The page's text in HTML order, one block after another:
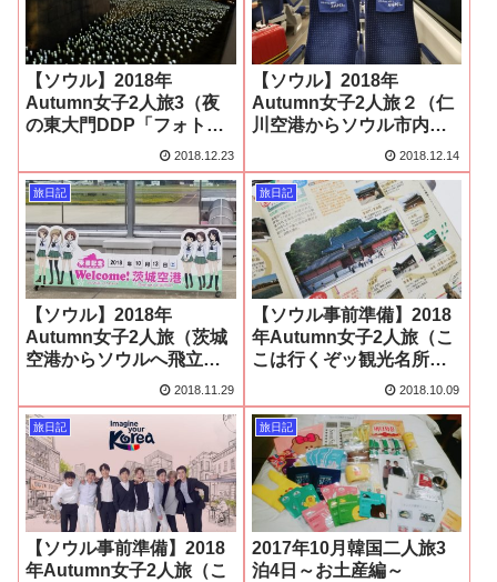
【ソウル】2018年
Autumn女子2人旅3（夜
の東大門DDP「フォトス
2018.12.23
【ソウル】2018年
Autumn女子2人旅２（仁
川空港からソウル市内
2018.12.14
旅日記
【ソウル】2018年
Autumn女子2人旅（茨城
空港からソウルへ飛立
2018.11.29
旅日記
【ソウル事前準備】2018
年Autumn女子2人旅（こ
こは行くぞッ観光名所★
2018.10.09
旅日記
【ソウル事前準備】2018
年Autumn女子2人旅（こ
旅日記
2017年10月韓国二人旅3
泊4日～お土産編～